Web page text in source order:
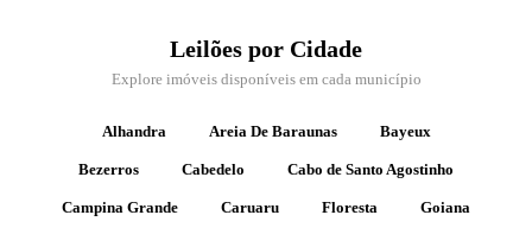
Leilões por Cidade
Explore imóveis disponíveis em cada município
Alhandra Areia De Baraunas Bayeux
Bezerros Cabedelo Cabo de Santo Agostinho
Campina Grande Caruaru Floresta Goiana